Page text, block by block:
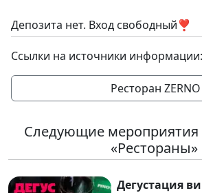
Депозита нет. Вход свободный❣️
Ссылки на источники информации:
Ресторан ZERNO
Следующие мероприятия
«Рестораны»
Дегустация